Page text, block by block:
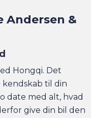
Andersen &
Hongqi. Det
kendskab til din
date med alt, hvad
give din bil den